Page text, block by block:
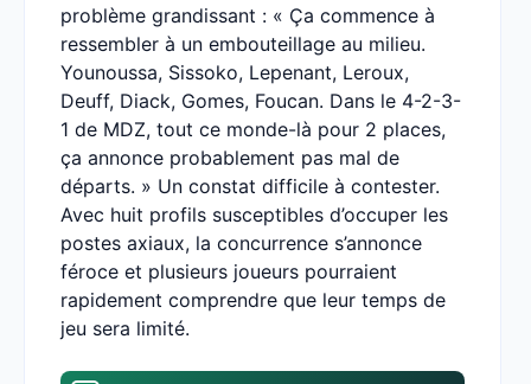
problème grandissant : « Ça commence à
ressembler à un embouteillage au milieu.
Younoussa, Sissoko, Lepenant, Leroux,
Deuff, Diack, Gomes, Foucan. Dans le 4-2-3-
1 de MDZ, tout ce monde-là pour 2 places,
ça annonce probablement pas mal de
départs. » Un constat difficile à contester.
Avec huit profils susceptibles d’occuper les
postes axiaux, la concurrence s’annonce
féroce et plusieurs joueurs pourraient
rapidement comprendre que leur temps de
jeu sera limité.